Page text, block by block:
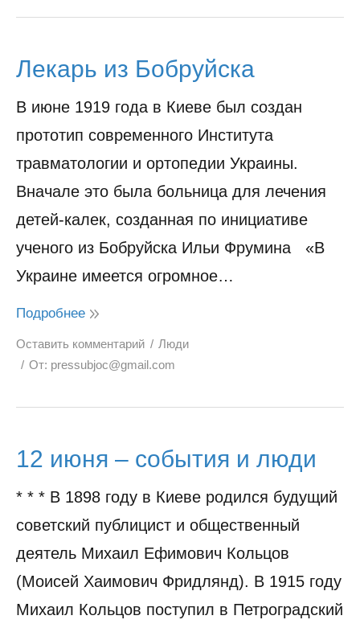
Лекарь из Бобруйска
В июне 1919 года в Киеве был создан
прототип современного Института
травматологии и ортопедии Украины.
Вначале это была больница для лечения
детей-калек, созданная по инициативе
ученого из Бобруйска Ильи Фрумина «В
Украине имеется огромное…
Подробнее
Оставить комментарий
Люди
От: pressubjoc@gmail.com
12 июня – события и люди
* * * В 1898 году в Киеве родился будущий
советский публицист и общественный
деятель Михаил Ефимович Кольцов
(Моисей Хаимович Фридлянд). В 1915 году
Михаил Кольцов поступил в Петроградский